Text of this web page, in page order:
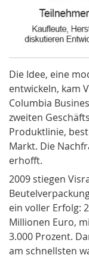
Die Idee, eine
entwickeln, kam
Columbia
zweiten
Produktlinie,
Markt. Die
erhofft.
2009 stiegen
ein voller Erfolg:
Millionen Euro,
3.000 Prozent.
am schnellsten